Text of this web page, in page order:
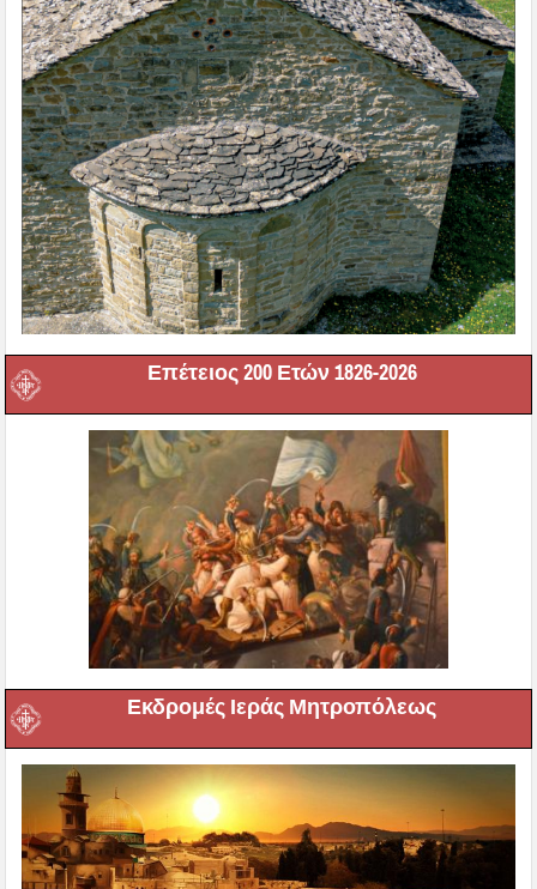
Επέτειος 200 Ετών 1826-2026
Εκδρομές Ιεράς Μητροπόλεως